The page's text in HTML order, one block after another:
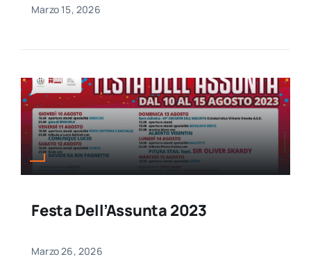
Marzo 15, 2026
Festa Dell’Assunta 2023
Marzo 26, 2026